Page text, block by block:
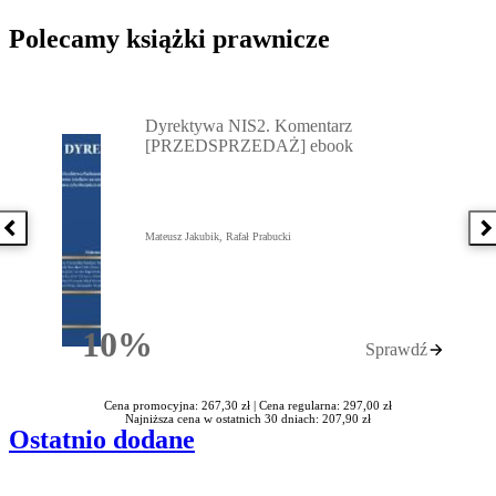
Polecamy książki prawnicze
Poprzednia książka
10%Rabatu
Dyrektywa NIS2. Komentarz
[PRZEDSPRZEDAŻ] ebook
Mateusz Jakubik, Rafał Prabucki
Sprawdź
Cena promocyjna: 267,30 zł | Cena regularna: 297,00 zł
Najniższa cena w ostatnich 30 dniach: 207,90 zł
Ostatnio dodane